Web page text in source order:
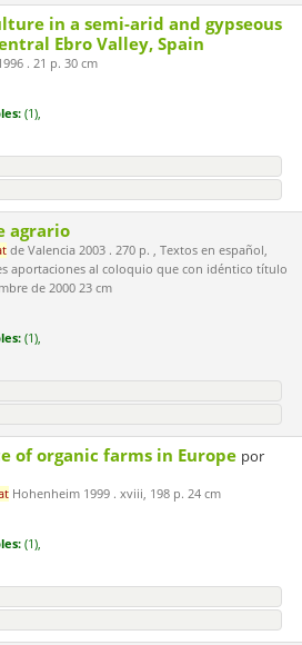
in a semi-arid and gypseous
Ebro Valley, Spain
. 21 p. 30 cm
(1),
agrario
de Valencia 2003 . 270 p. , Textos en español,
aportaciones al coloquio que con idéntico título
de 2000 23 cm
(1),
of organic farms in Europe por
Hohenheim 1999 . xviii, 198 p. 24 cm
(1),